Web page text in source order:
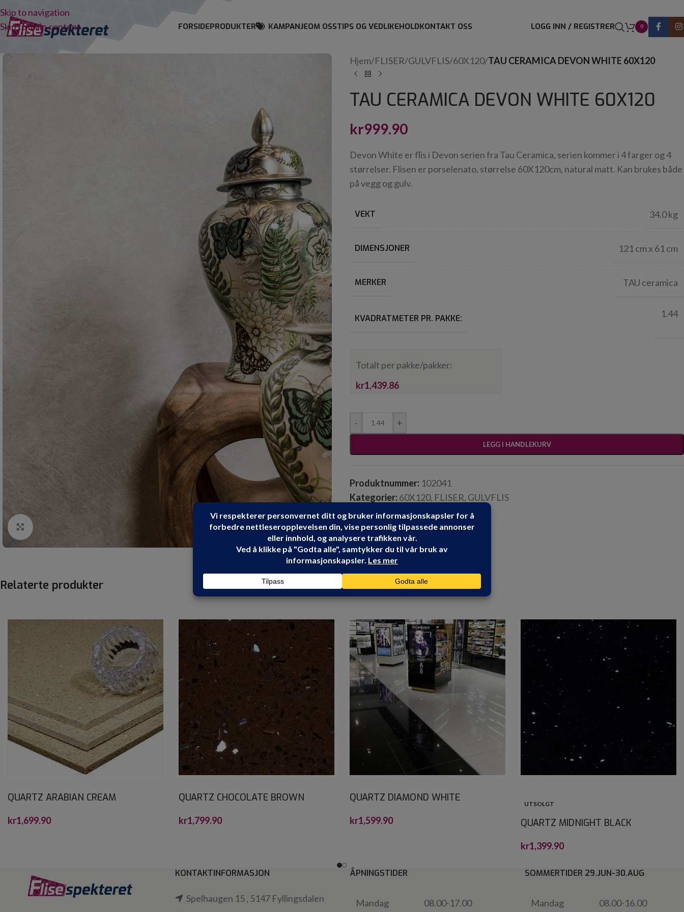
Skip to navigation
Skip to main content
FORSIDEPRODUKTER KAMPANJEOM OSSTIPS OG VEDLIKEHOLDKONTAKT OSS LOGG INN / REGISTRER 0
Click to enlarge
Hjem/FLISER/GULVFLIS/60X120/TAU CERAMICA DEVON WHITE 60X120
TAU CERAMICA DEVON WHITE 60X120
kr999.90
Devon White er flis i Devon serien fra Tau Ceramica, serien kommer i 4 farger og 4
størrelser. Flisen er porselenato, størrelse 60X120cm, natural matt. Kan brukes både
på vegg og gulv.
VEKT 34.0 kg
DIMENSJONER 121 cm x 61 cm
MERKER TAU ceramica
KVADRATMETER PR. PAKKE: 1.44
Totalt per pakke/pakker:
kr1,439.86
- +
LEGG I HANDLEKURV
Produktnummer: 102041
Kategorier:60X120, FLISER, GULVFLIS
TAU CERAMICA
Share:
Relaterte produkter
QUARTZ ARABIAN CREAM
kr1,699.90
QUARTZ CHOCOLATE BROWN
kr1,799.90
QUARTZ DIAMOND WHITE
kr1,599.90
UTSOLGT
QUARTZ MIDNIGHT BLACK
kr1,399.90
KONTAKTINFORMASJON
Spelhaugen 15 , 5147 Fyllingsdalen
ÅPNINGSTIDER
Mandag 08.00-17.00
SOMMERTIDER 29.JUN-30.AUG
Mandag 08.00-16.00